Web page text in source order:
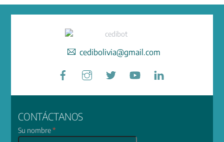
cedibolivia@gmail.com
Facebook YouTube
CONTÁCTANOS
Su nombre*